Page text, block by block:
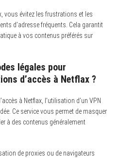
vous évitez les frustrations et les
d’adresse fréquents. Cela garantit
à vos contenus préférés sur
légales pour
d’accès à Netflax ?
à Netflax, l’utilisation d’un VPN
Ce service vous permet de masquer
à des contenus généralement
de proxies ou de navigateurs